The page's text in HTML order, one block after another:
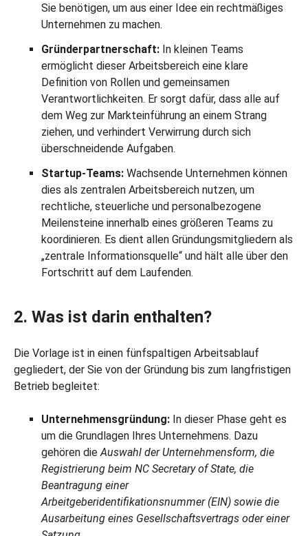
Sie benötigen, um aus einer Idee ein rechtmäßiges
Unternehmen zu machen.
Gründerpartnerschaft: In kleinen Teams
ermöglicht dieser Arbeitsbereich eine klare
Definition von Rollen und gemeinsamen
Verantwortlichkeiten. Er sorgt dafür, dass alle auf
dem Weg zur Markteinführung an einem Strang
ziehen, und verhindert Verwirrung durch sich
überschneidende Aufgaben.
Startup-Teams: Wachsende Unternehmen können
dies als zentralen Arbeitsbereich nutzen, um
rechtliche, steuerliche und personalbezogene
Meilensteine innerhalb eines größeren Teams zu
koordinieren. Es dient allen Gründungsmitgliedern als
„zentrale Informationsquelle“ und hält alle über den
Fortschritt auf dem Laufenden.
2. Was ist darin enthalten?
Die Vorlage ist in einen fünfspaltigen Arbeitsablauf
gegliedert, der Sie von der Gründung bis zum langfristigen
Betrieb begleitet:
Unternehmensgründung: In dieser Phase geht es
um die Grundlagen Ihres Unternehmens. Dazu
gehören dieAuswahl der Unternehmensform, die
Registrierung beim NC Secretary of State, die
Beantragung einer
Arbeitgeberidentifikationsnummer (EIN) sowie die
Ausarbeitung eines Gesellschaftsvertrags oder einer